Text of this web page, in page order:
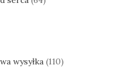
wysyłka (110)